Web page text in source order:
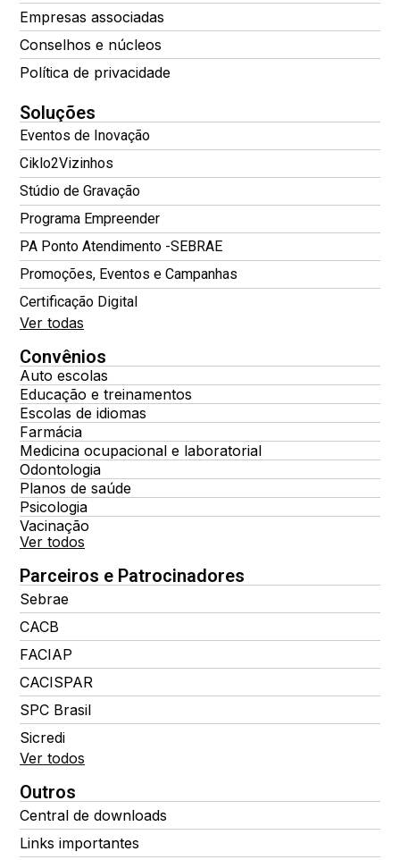
Empresas associadas
Conselhos e núcleos
Política de privacidade
Soluções
Eventos de Inovação
Ciklo2Vizinhos
Stúdio de Gravação
Programa Empreender
PA Ponto Atendimento -SEBRAE
Promoções, Eventos e Campanhas
Certificação Digital
Ver todas
Convênios
Auto escolas
Educação e treinamentos
Escolas de idiomas
Farmácia
Medicina ocupacional e laboratorial
Odontologia
Planos de saúde
Psicologia
Vacinação
Ver todos
Parceiros e Patrocinadores
Sebrae
CACB
FACIAP
CACISPAR
SPC Brasil
Sicredi
Ver todos
Outros
Central de downloads
Links importantes